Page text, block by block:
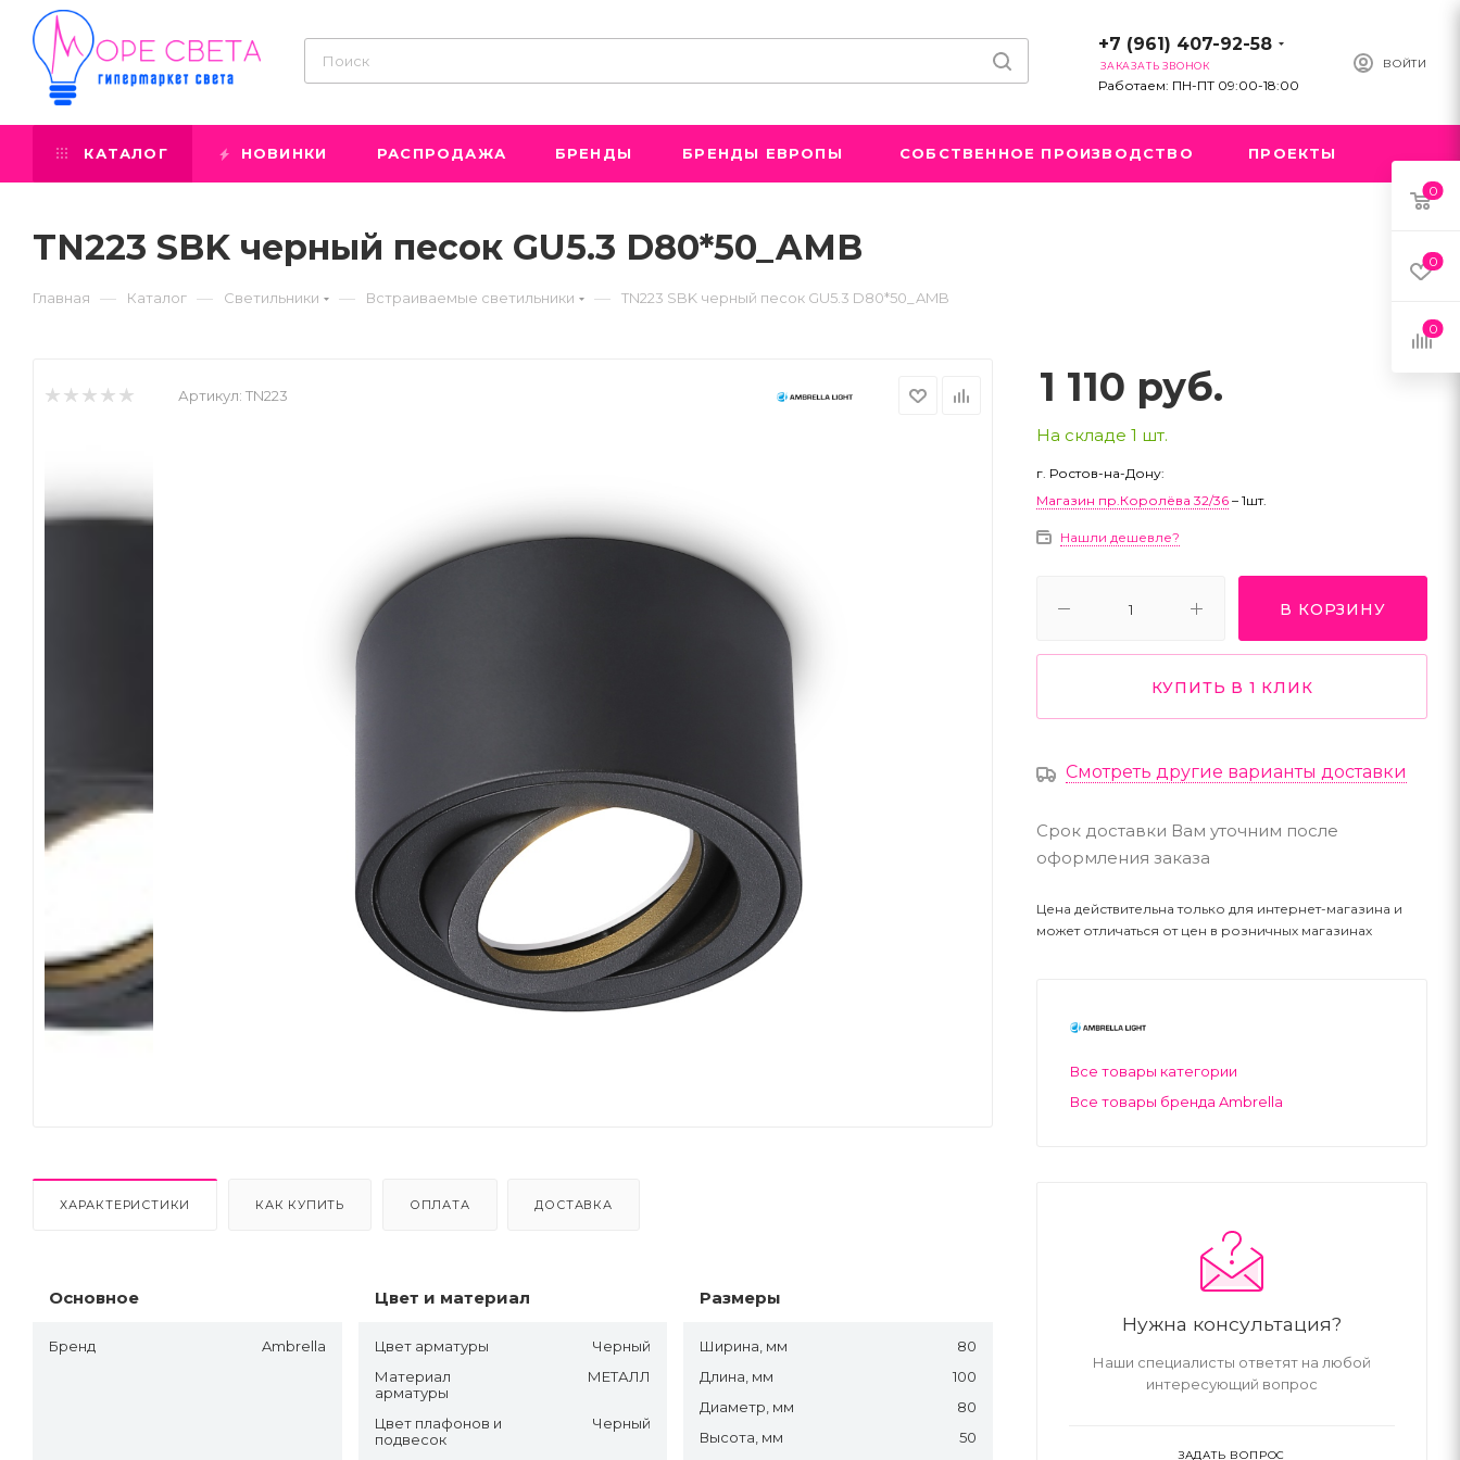
ВОЙТИ
+7 (961) 407-92-58
ЗАКАЗАТЬ ЗВОНОК
Работаем: ПН-ПТ 09:00-18:00
КАТАЛОГ НОВИНКИ РАСПРОДАЖА БРЕНДЫ БРЕНДЫ ЕВРОПЫ СОБСТВЕННОЕ ПРОИЗВОДСТВО ПРОЕКТЫ
TN223 SBK черный песок GU5.3 D80*50_AMB
Главная — Каталог — Светильники — Встраиваемые светильники — TN223 SBK черный песок GU5.3 D80*50_AMB
Артикул: TN223
ХАРАКТЕРИСТИКИ КАК КУПИТЬ ОПЛАТА ДОСТАВКА
Основное
Бренд Ambrella
Цвет и материал
Цвет арматуры
Черный
Материал
арматуры
МЕТАЛЛ
Цвет плафонов и
подвесок
Черный
Размеры
Ширина, мм
80
Длина, мм
100
Диаметр, мм
80
Высота, мм
50
1 110 руб.
На складе 1 шт.
г. Ростов-на-Дону:
Магазин пр.Королёва 32/36 – 1шт.
Нашли дешевле?
В КОРЗИНУ
КУПИТЬ В 1 КЛИК
Смотреть другие варианты доставки
Срок доставки Вам уточним после
оформления заказа
Цена действительна только для интернет-магазина и
может отличаться от цен в розничных магазинах
Все товары категории
Все товары бренда Ambrella
Нужна консультация?
Наши специалисты ответят на любой
интересующий вопрос
ЗАДАТЬ ВОПРОС
0
0
0